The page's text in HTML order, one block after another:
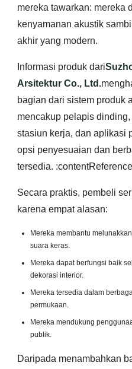
mereka tawarkan: mereka
kenyamanan akustik
akhir yang modern.
Informasi produk dari
Arsitektur Co., Ltd.
bagian dari sistem produk
mencakup pelapis
stasiun kerja, dan aplikasi
opsi penyesuaian dan
tersedia.
Secara praktis, pembeli
karena empat alasan:
Mereka membantu
suara keras.
Mereka dapat berfungsi baik
dekorasi interior.
Mereka tersedia dalam
permukaan.
Mereka mendukung
publik.
Daripada menambahkan